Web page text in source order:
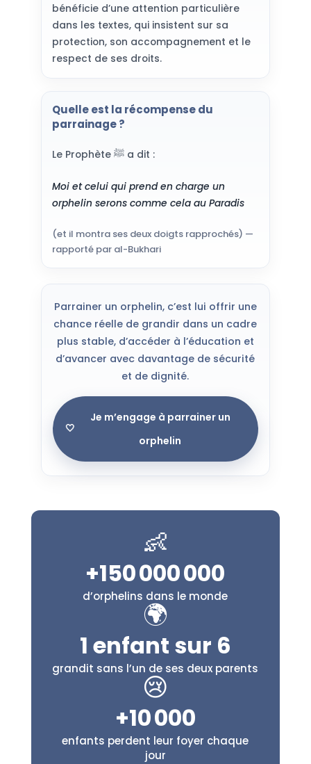
bénéficie d’une attention particulière
dans les textes, qui insistent sur sa
protection, son accompagnement et le
respect de ses droits.
Quelle est la récompense du
parrainage ?
Le Prophète ﷺ a dit :
Moi et celui qui prend en charge un
orphelin serons comme cela au Paradis
(et il montra ses deux doigts rapprochés) —
rapporté par al-Bukhari
Parrainer un orphelin, c’est lui offrir une
chance réelle de grandir dans un cadre
plus stable, d’accéder à l’éducation et
d’avancer avec davantage de sécurité
et de dignité.
🤍
Je m’engage à parrainer un
orphelin
👶
+150 000 000
d’orphelins dans le monde
🌍
1 enfant sur 6
grandit sans l’un de ses deux parents
😢
+10 000
enfants perdent leur foyer chaque
jour